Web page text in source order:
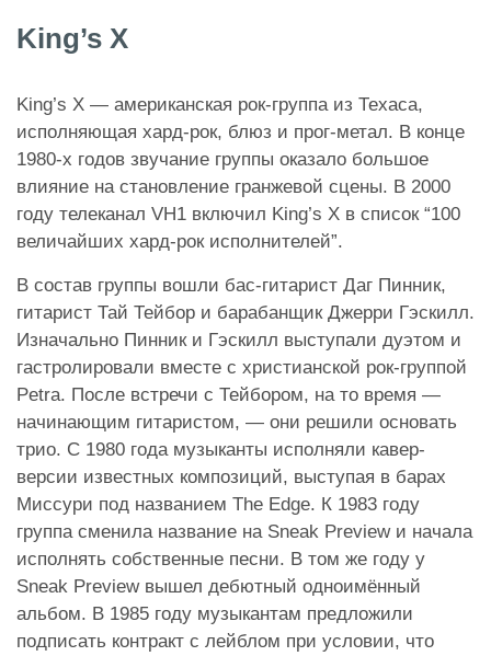
King’s X
King’s X — американская рок-группа из Техаса,
исполняющая хард-рок, блюз и прог-метал. В конце
1980-х годов звучание группы оказало большое
влияние на становление гранжевой сцены. В 2000
году телеканал VH1 включил King’s X в список “100
величайших хард-рок исполнителей”.
В состав группы вошли бас-гитарист Даг Пинник,
гитарист Тай Тейбор и барабанщик Джерри Гэскилл.
Изначально Пинник и Гэскилл выступали дуэтом и
гастролировали вместе с христианской рок-группой
Petra. После встречи с Тейбором, на то время —
начинающим гитаристом, — они решили основать
трио. С 1980 года музыканты исполняли кавер-
версии известных композиций, выступая в барах
Миссури под названием The Edge. К 1983 году
группа сменила название на Sneak Preview и начала
исполнять собственные песни. В том же году у
Sneak Preview вышел дебютный одноимённый
альбом. В 1985 году музыкантам предложили
подписать контракт с лейблом при условии, что